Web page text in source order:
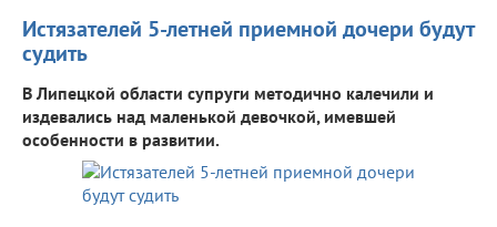
Истязателей 5-летней приемной дочери будут
судить
В Липецкой области супруги методично калечили и
издевались над маленькой девочкой, имевшей
особенности в развитии.